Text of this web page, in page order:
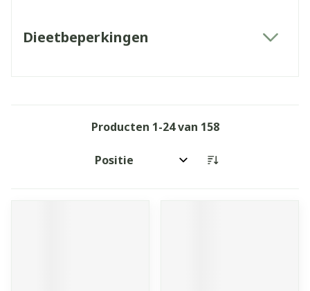
Dieetbeperkingen
Producten 1-24van 158
Sorteer op: